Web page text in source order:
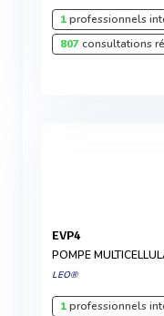
1professionnels
807consultations
EVP4
POMPE
LEO®
1professionnels